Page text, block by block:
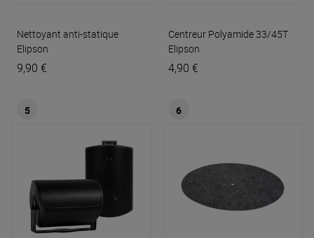
Nettoyant anti-statique
Elipson
9,90 €
Centreur Polyamide 33/45T
Elipson
4,90 €
5 6